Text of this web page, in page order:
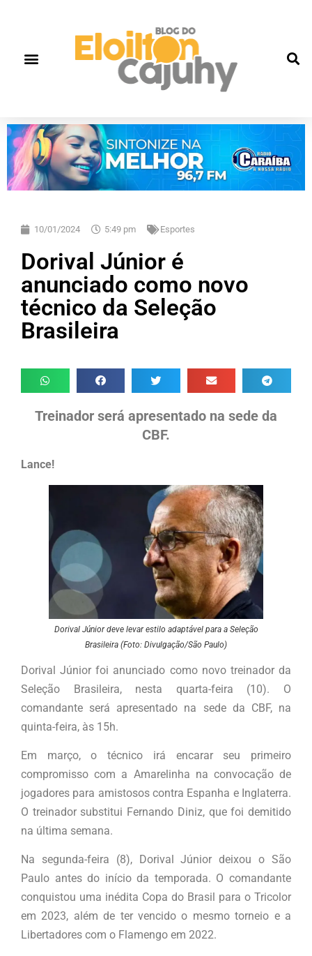
10/01/2024 5:49 pm Esportes
Dorival Júnior é
anunciado como novo
técnico da Seleção
Brasileira
Treinador será apresentado na sede da
CBF.
Lance!
Dorival Júnior deve levar estilo adaptável para a Seleção
Brasileira (Foto: Divulgação/São Paulo)
Dorival Júnior foi anunciado como novo treinador da
Seleção Brasileira, nesta quarta-feira (10). O
comandante será apresentado na sede da CBF, na
quinta-feira, às 15h.
Em março, o técnico irá encarar seu primeiro
compromisso com a Amarelinha na convocação de
jogadores para amistosos contra Espanha e Inglaterra.
O treinador substitui Fernando Diniz, que foi demitido
na última semana.
Na segunda-feira (8), Dorival Júnior deixou o São
Paulo antes do início da temporada. O comandante
conquistou uma inédita Copa do Brasil para o Tricolor
em 2023, além de ter vencido o mesmo torneio e a
Libertadores com o Flamengo em 2022.